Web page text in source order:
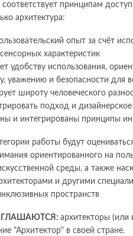
соответствует принципам
архитектура:
опыт за счёт
характеристик
удобству использования,
уважению и безопасности для
широту человеческого
подход и
и интегрированы принципы
работы будут
ориентированного на
среды, а также
и другими
пространств
архитекторы (или
"Архитектор" в своей стране.